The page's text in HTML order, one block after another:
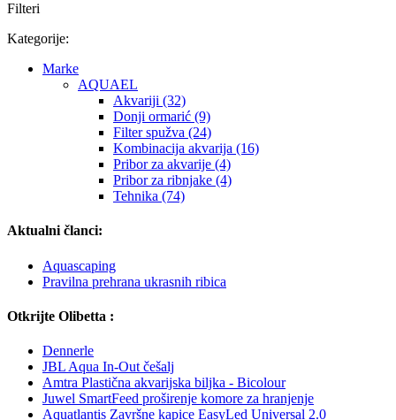
Filteri
Kategorije:
Marke
AQUAEL
Akvariji (32)
Donji ormarić (9)
Filter spužva (24)
Kombinacija akvarija (16)
Pribor za akvarije (4)
Pribor za ribnjake (4)
Tehnika (74)
Aktualni članci:
Aquascaping
Pravilna prehrana ukrasnih ribica
Otkrijte Olibetta :
Dennerle
JBL Aqua In-Out češalj
Amtra Plastična akvarijska biljka - Bicolour
Juwel SmartFeed proširenje komore za hranjenje
Aquatlantis Završne kapice EasyLed Universal 2.0